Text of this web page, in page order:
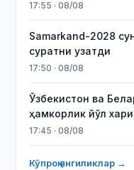
17:55 · 08/08
Samarkand-2028
суратни узатди
17:50 · 08/08
Ўзбекистон ва
ҳамкорлик йўл
17:45 · 08/08
Кўпроқ янгиликлар →